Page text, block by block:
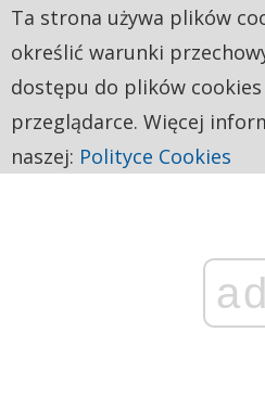
ad
Ta strona używa plików
określić warunki
dostępu do plików
przeglądarce. Więcej
naszej: Polityce Cookies